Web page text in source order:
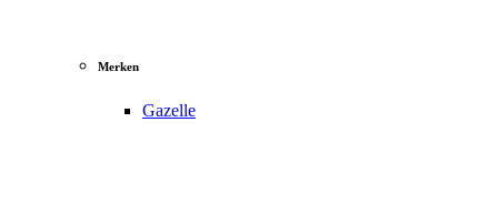
Merken
Gazelle